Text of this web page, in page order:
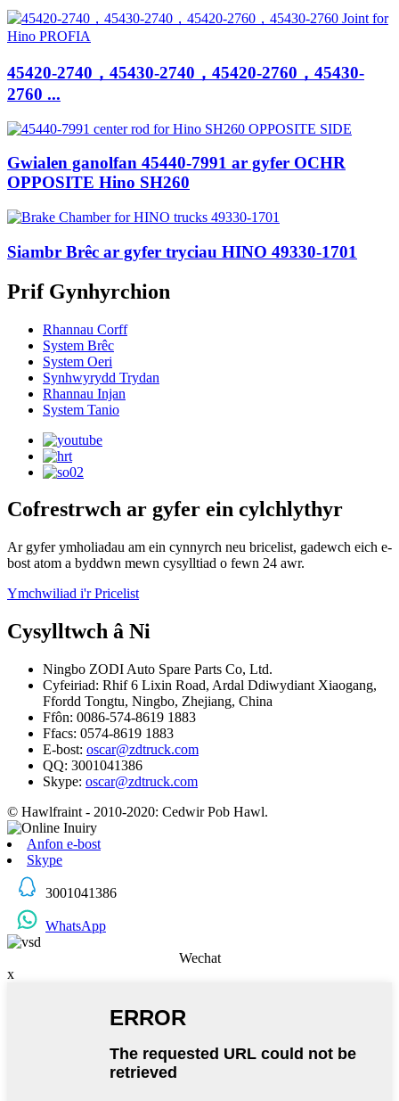
45420-2740，45430-2740，45420-2760，45430-
2760 ...
Gwialen ganolfan 45440-7991 ar gyfer OCHR
OPPOSITE Hino SH260
Siambr Brêc ar gyfer tryciau HINO 49330-1701
Prif Gynhyrchion
Rhannau Corff
System Brêc
System Oeri
Synhwyrydd Trydan
Rhannau Injan
System Tanio
Cofrestrwch ar gyfer ein cylchlythyr
Ar gyfer ymholiadau am ein cynnyrch neu bricelist, gadewch eich e-
bost atom a byddwn mewn cysylltiad o fewn 24 awr.
Ymchwiliad i'r Pricelist
Cysylltwch â Ni
Ningbo ZODI Auto Spare Parts Co, Ltd.
Cyfeiriad: Rhif 6 Lixin Road, Ardal Ddiwydiant Xiaogang,
Ffordd Tongtu, Ningbo, Zhejiang, China
Ffôn: 0086-574-8619 1883
Ffacs: 0574-8619 1883
E-bost: oscar@zdtruck.com
QQ: 3001041386
Skype: oscar@zdtruck.com
© Hawlfraint - 2010-2020: Cedwir Pob Hawl.
Anfon e-bost
Skype
3001041386
WhatsApp
Wechat
x